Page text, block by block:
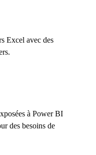
Excel avec des
à Power BI
des besoins de